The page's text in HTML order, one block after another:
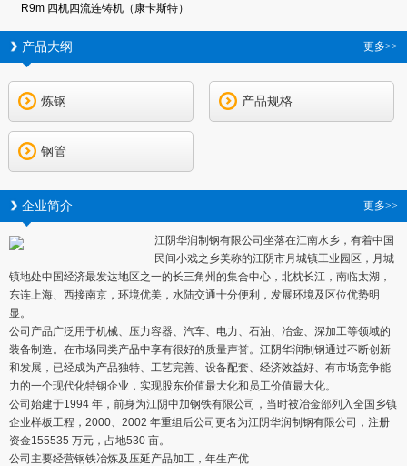
R9m 四机四流连铸机（康卡斯特）
更多>>
产品大纲
炼钢 产品规格
钢管
更多>>
企业简介
江阴华润制钢有限公司坐落在江南水乡，有着中国
民间小戏之乡美称的江阴市月城镇工业园区，月城
镇地处中国经济最发达地区之一的长三角州的集合中心，北枕长江，南临太湖，
东连上海、西接南京，环境优美，水陆交通十分便利，发展环境及区位优势明
显。
公司产品广泛用于机械、压力容器、汽车、电力、石油、冶金、深加工等领域的
装备制造。在市场同类产品中享有很好的质量声誉。江阴华润制钢通过不断创新
和发展，已经成为产品独特、工艺完善、设备配套、经济效益好、有市场竞争能
力的一个现代化特钢企业，实现股东价值最大化和员工价值最大化。
公司始建于1994 年，前身为江阴中加钢铁有限公司，当时被冶金部列入全国乡镇
企业样板工程，2000、2002 年重组后公司更名为江阴华润制钢有限公司，注册
资金155535 万元，占地530 亩。
公司主要经营钢铁冶炼及压延产品加工，年生产优